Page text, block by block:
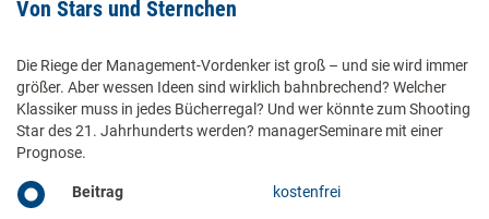
Von Stars und Sternchen
Die Riege der Management-Vordenker ist groß – und sie wird immer
größer. Aber wessen Ideen sind wirklich bahnbrechend? Welcher
Klassiker muss in jedes Bücherregal? Und wer könnte zum Shooting
Star des 21. Jahrhunderts werden? managerSeminare mit einer
Prognose.
Beitrag kostenfrei